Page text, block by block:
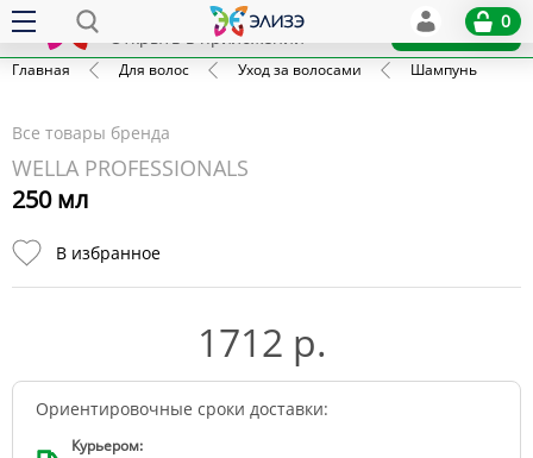
x
Открыть в приложении
Установить
0
Главная Для волос Уход за волосами Шампунь
Все товары бренда
WELLA PROFESSIONALS
250 мл
В избранное
1712 р.
Ориентировочные сроки доставки:
Курьером: